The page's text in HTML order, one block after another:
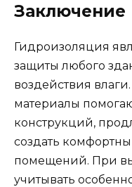
Заключение
Гидроизоляция
защиты любого
воздействия
материалы
конструкций,
создать
помещений. При
учитывать